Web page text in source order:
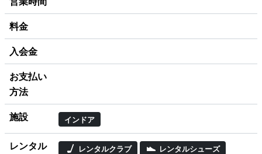
料金
入会金
お支払い
方法
施設 インドア
レンタル レンタルクラブ レンタルシューズ